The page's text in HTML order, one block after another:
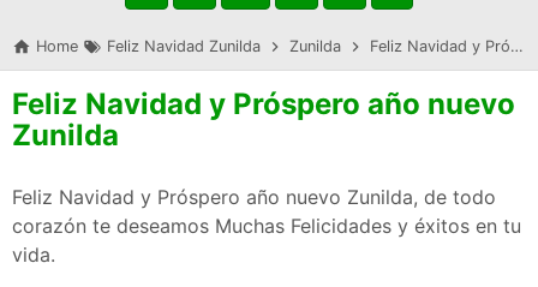
Home Feliz Navidad Zunilda Zunilda Feliz Navidad y Próspero año nuevo Zunilda
Feliz Navidad y Próspero año nuevo
Zunilda
Feliz Navidad y Próspero año nuevo Zunilda, de todo
corazón te deseamos Muchas Felicidades y éxitos en tu
vida.